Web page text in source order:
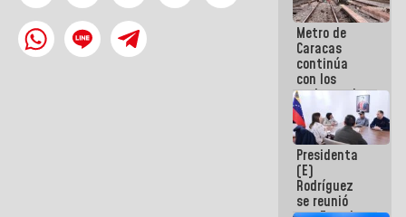
Metro de
Caracas
continúa
con los
trabajos de
mantenimiento
e inspección
en la Línea 2
Presidenta
(E)
Rodríguez
se reunió